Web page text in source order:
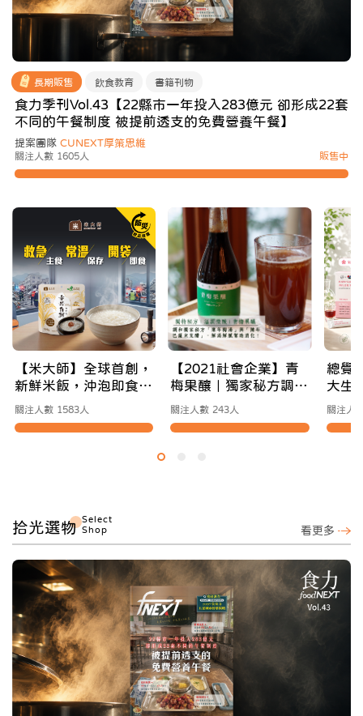
長期販售 飲食教育 書籍刊物
食力季刊Vol.43【22縣市一年投入283億元 卻形成22套
不同的午餐制度 被提前透支的免費營養午餐】
提案團隊 CUNEXT厚策思維
關注人數 1605人 販售中
【米大師】全球首創，
新鮮米飯，沖泡即食｜
你的常溫防災應援補給
站
關注人數 1583人
【2021社會企業】青
梅果釀｜獨家秘方調製
溫潤微酸風味
關注人數 243人
總覺
大生
為你
適節
關注人
拾光選物Select
Shop
看更多